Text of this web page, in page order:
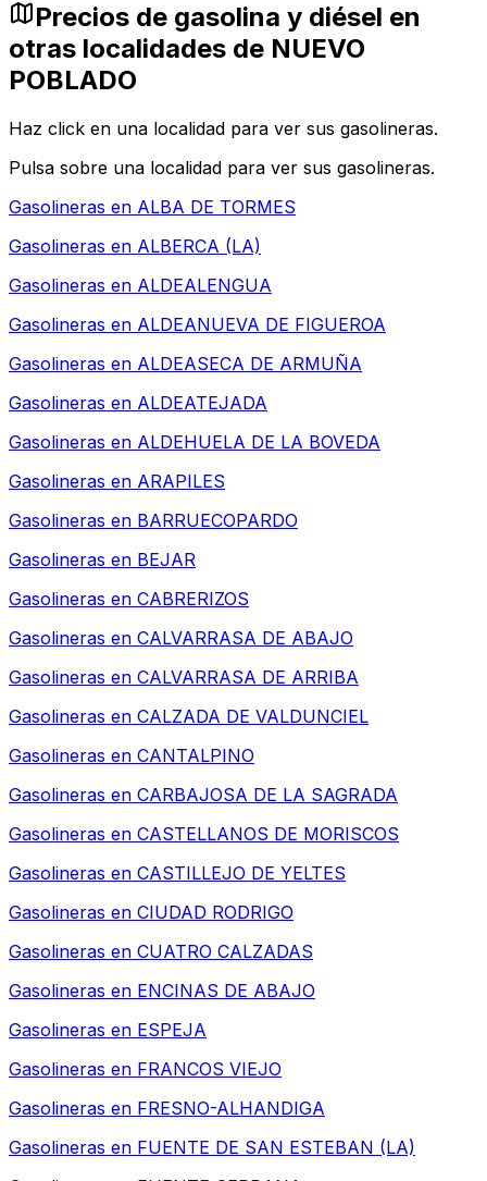
Precios de gasolina y diésel en
otras localidades de NUEVO
POBLADO
Haz click en una localidad para ver sus gasolineras.
Pulsa sobre una localidad para ver sus gasolineras.
Gasolineras en ALBA DE TORMES
Gasolineras en ALBERCA (LA)
Gasolineras en ALDEALENGUA
Gasolineras en ALDEANUEVA DE FIGUEROA
Gasolineras en ALDEASECA DE ARMUÑA
Gasolineras en ALDEATEJADA
Gasolineras en ALDEHUELA DE LA BOVEDA
Gasolineras en ARAPILES
Gasolineras en BARRUECOPARDO
Gasolineras en BEJAR
Gasolineras en CABRERIZOS
Gasolineras en CALVARRASA DE ABAJO
Gasolineras en CALVARRASA DE ARRIBA
Gasolineras en CALZADA DE VALDUNCIEL
Gasolineras en CANTALPINO
Gasolineras en CARBAJOSA DE LA SAGRADA
Gasolineras en CASTELLANOS DE MORISCOS
Gasolineras en CASTILLEJO DE YELTES
Gasolineras en CIUDAD RODRIGO
Gasolineras en CUATRO CALZADAS
Gasolineras en ENCINAS DE ABAJO
Gasolineras en ESPEJA
Gasolineras en FRANCOS VIEJO
Gasolineras en FRESNO-ALHANDIGA
Gasolineras en FUENTE DE SAN ESTEBAN (LA)